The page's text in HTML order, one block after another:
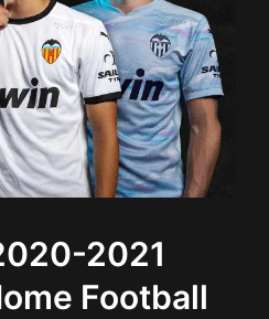
2021
Football